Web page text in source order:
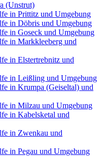
(Unstrut)
in Prittitz und Umgebung
in Döbris und Umgebung
in Goseck und Umgebung
in Markkleeberg und
in Elstertrebnitz und
in Leißling und Umgebung
in Krumpa (Geiseltal) und
in Milzau und Umgebung
in Kabelsketal und
in Zwenkau und
in Pegau und Umgebung